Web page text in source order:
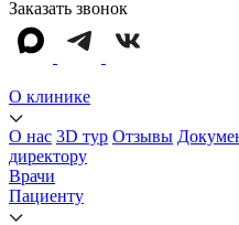
Заказать звонок
О клинике
О нас 3D тур Отзывы
директору
Врачи
Пациенту